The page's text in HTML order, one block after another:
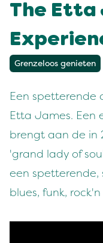
The Etta
Grenzeloos genieten
Een spetterende
Etta James. Een
brengt aan de in
'grand lady of
een spetterende,
blues, funk,